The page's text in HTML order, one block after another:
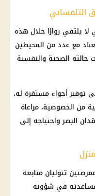
التلمساني
يلتقي زوارًا خلال هذه
مع عدد من المحيطين
الصحية والنفسية
توفير أجواء مستقرة له،
من الخصوصية، مراعاة
البصر واحتياجه إلى
تتوليان متابعة
في شؤونه